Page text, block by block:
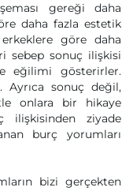
gereği daha
daha fazla estetik
göre daha
sebep sonuç ilişkisi
eğilimi gösterirler.
Ayrıca sonuç değil,
onlara bir hikaye
ilişkisinden ziyade
burç yorumları
bizi gerçekten